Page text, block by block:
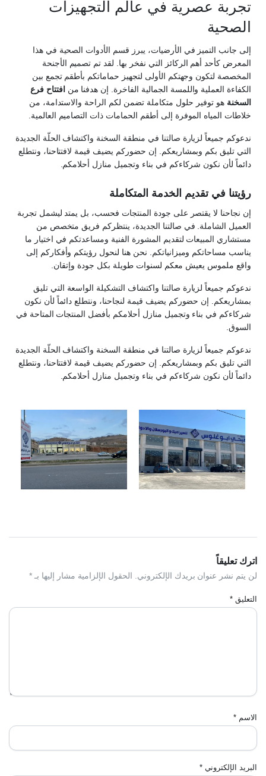
تجربة عصرية في عالم التجهيزات
الصحية
إلى جانب التميز في الأرضيات، يبرز قسم الأدوات الصحية في هذا
المعرض كأحد أهم الركائز التي نفخر بها. لقد تم تصميم الأجنحة
المخصصة لتكون وجهتكم الأولى لتجهيز حماماتكم بأطقم تجمع بين
الكفاءة العملية واللمسة الجمالية الفاخرة. إن هدفنا منافتتاح فرع
السخنة هو توفير حلول متكاملة تضمن لكم الراحة والاستدامة، من
خلاطات المياه الموفرة إلى أطقم الحمامات ذات التصاميم العالمية.
ندعوكم جميعاً لزيارة صالتنا في منطقة السخنة واكتشاف الحلّة الجديدة
التي تليق بكم وبمشاريعكم. إن حضوركم يضيف قيمة لافتتاحنا، ونتطلع
دائماً لأن نكون شركاءكم في بناء وتجميل منازل أحلامكم.
رؤيتنا في تقديم الخدمة المتكاملة
إن نجاحنا لا يقتصر على جودة المنتجات فحسب، بل يمتد ليشمل تجربة
العميل الشاملة. في صالتنا الجديدة، ينتظركم فريق متخصص من
مستشاري المبيعات لتقديم المشورة الفنية ومساعدتكم في اختيار ما
يناسب مساحاتكم وميزانياتكم. نحن هنا لنحول رؤيتكم وأفكاركم إلى
واقع ملموس يعيش معكم لسنوات طويلة بكل جودة وإتقان.
ندعوكم جميعاً لزيارة صالتنا واكتشاف التشكيلة الواسعة التي تليق
بمشاريعكم. إن حضوركم يضيف قيمة لنجاحنا، ونتطلع دائماً لأن نكون
شركاءكم في بناء وتجميل منازل أحلامكم بأفضل المنتجات المتاحة في
السوق.
ندعوكم جميعاً لزيارة صالتنا في منطقة السخنة واكتشاف الحلّة الجديدة
التي تليق بكم وبمشاريعكم. إن حضوركم يضيف قيمة لافتتاحنا، ونتطلع
دائماً لأن نكون شركاءكم في بناء وتجميل منازل أحلامكم.
اترك تعليقاً
لن يتم نشر عنوان بريدك الإلكتروني. الحقول الإلزامية مشار إليها بـ*
التعليق *
الاسم *
البريد الإلكتروني*